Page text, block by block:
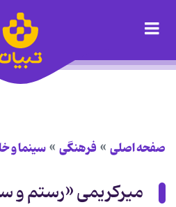
صفحه اصلی فرهنگی سینما و
میركریمی «رستم و